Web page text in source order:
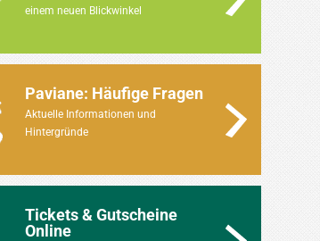
einem neuen Blickwinkel
Paviane: Häufige Fragen
Aktuelle Informationen und
Hintergründe
Tickets & Gutscheine
Online